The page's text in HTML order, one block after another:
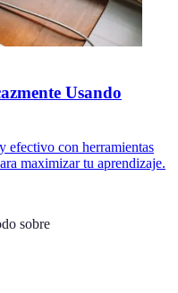
Usando
efectivo con herramientas
maximizar tu aprendizaje.
sobre